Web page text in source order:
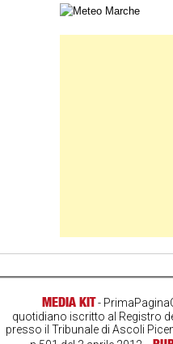
Carta meteorologica
MEDIA KIT-
quotidiano iscritto al Registro
presso il Tribunale di Ascoli